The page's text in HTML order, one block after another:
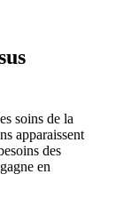
soins de la
apparaissent
des
en